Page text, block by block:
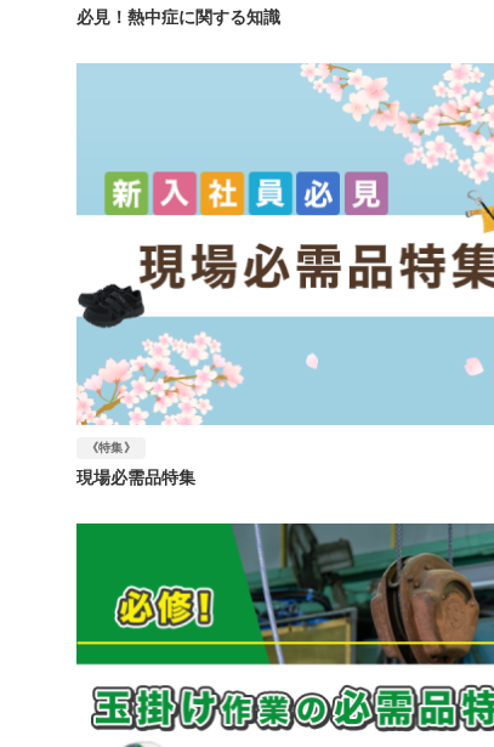
必見！熱中症に関する知識
《特集》
現場必需品特集